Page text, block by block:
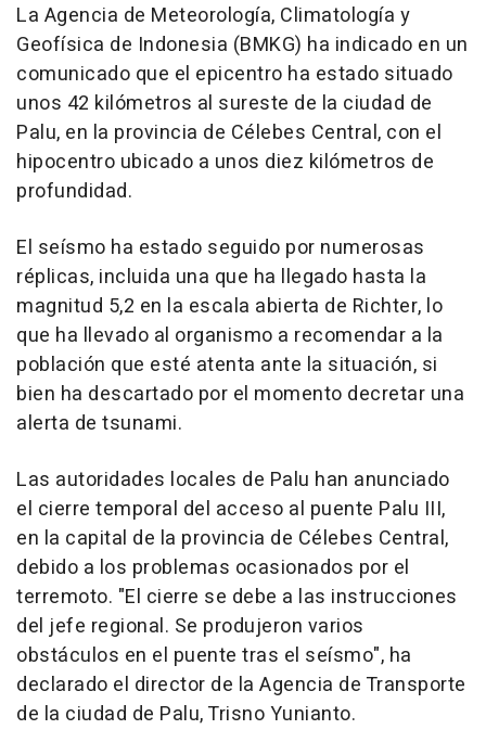
La Agencia de Meteorología, Climatología y
Geofísica de Indonesia (BMKG) ha indicado en un
comunicado que el epicentro ha estado situado
unos 42 kilómetros al sureste de la ciudad de
Palu, en la provincia de Célebes Central, con el
hipocentro ubicado a unos diez kilómetros de
profundidad.
El seísmo ha estado seguido por numerosas
réplicas, incluida una que ha llegado hasta la
magnitud 5,2 en la escala abierta de Richter, lo
que ha llevado al organismo a recomendar a la
población que esté atenta ante la situación, si
bien ha descartado por el momento decretar una
alerta de tsunami.
Las autoridades locales de Palu han anunciado
el cierre temporal del acceso al puente Palu III,
en la capital de la provincia de Célebes Central,
debido a los problemas ocasionados por el
terremoto. "El cierre se debe a las instrucciones
del jefe regional. Se produjeron varios
obstáculos en el puente tras el seísmo", ha
declarado el director de la Agencia de Transporte
de la ciudad de Palu, Trisno Yunianto.